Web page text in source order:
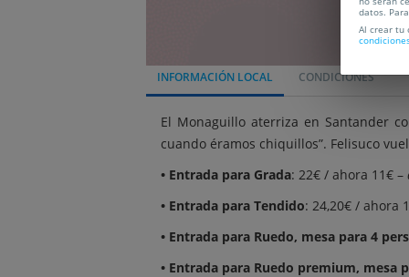
INFORMACIÓN LOCAL CONDICIONES
El Monaguillo aterriza en Santander
cuando éramos chiquillos”. Felisuco
• Entrada para Grada: 22€ / ahora 11€ –
• Entrada para Tendido: 24,20€ / ahora
• Entrada para Ruedo, mesa para 4
• Entrada para Ruedo premium, mesa
datos.
Al crear tu